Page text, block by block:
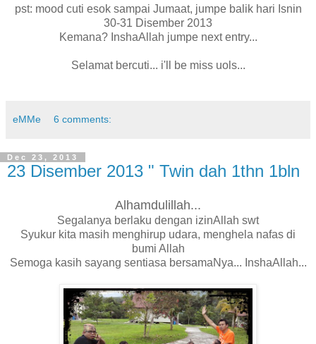
pst: mood cuti esok sampai Jumaat, jumpe balik hari Isnin
30-31 Disember 2013
Kemana? InshaAllah jumpe next entry...
Selamat bercuti... i'll be miss uols...
eMMe 6 comments:
Dec 23, 2013
23 Disember 2013 " Twin dah 1thn 1bln
Alhamdulillah...
Segalanya berlaku dengan izinAllah swt
Syukur kita masih menghirup udara, menghela nafas di
bumi Allah
Semoga kasih sayang sentiasa bersamaNya... InshaAllah...